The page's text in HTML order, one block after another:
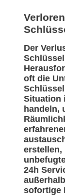
Der
oft die
Situation
handeln,
erstellen,
24h
sofortige